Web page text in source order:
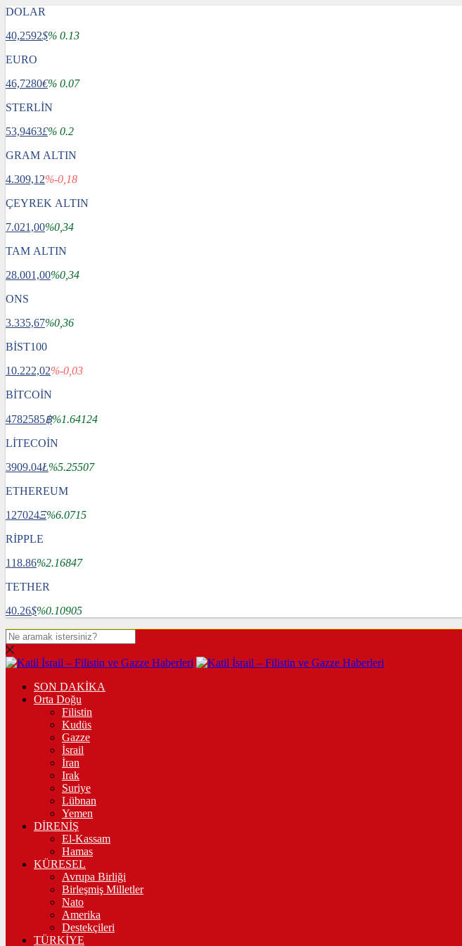
DOLAR
40,2592$% 0.13
EURO
46,7280€% 0.07
STERLİN
53,9463£% 0.2
GRAM ALTIN
4.309,12%-0,18
ÇEYREK ALTIN
7.021,00%0,34
TAM ALTIN
28.001,00%0,34
ONS
3.335,67%0,36
BİST100
10.222,02%-0,03
BİTCOİN
4782585฿%1.64124
LİTECOİN
3909.04Ł%5.25507
ETHEREUM
127024Ξ%6.0715
RİPPLE
118.86%2.16847
TETHER
40.26$%0.10905
SON DAKİKA
Orta Doğu
Filistin
Kudüs
Gazze
İsrail
İran
Irak
Suriye
Lübnan
Yemen
DİRENİŞ
El-Kassam
Hamas
KÜRESEL
Avrupa Birliği
Birleşmiş Milletler
Nato
Amerika
Destekçileri
TÜRKİYE